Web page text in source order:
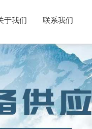
于我们 联系我们